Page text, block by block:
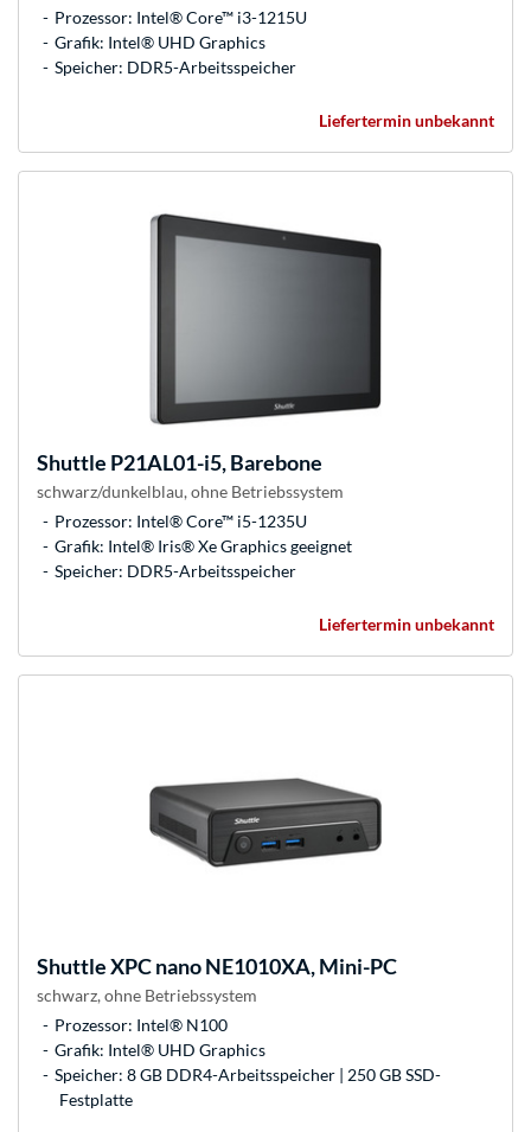
Prozessor: Intel® Core™ i3-1215U
Grafik: Intel® UHD Graphics
Speicher: DDR5-Arbeitsspeicher
Liefertermin unbekannt
Shuttle P21AL01-i5, Barebone
schwarz/dunkelblau, ohne Betriebssystem
Prozessor: Intel® Core™ i5-1235U
Grafik: Intel® Iris® Xe Graphics geeignet
Speicher: DDR5-Arbeitsspeicher
Liefertermin unbekannt
ShuttleXPC nano NE1010XA, Mini-PC
schwarz, ohne Betriebssystem
Prozessor: Intel® N100
Grafik: Intel® UHD Graphics
Speicher: 8 GB DDR4-Arbeitsspeicher | 250 GB SSD-
Festplatte